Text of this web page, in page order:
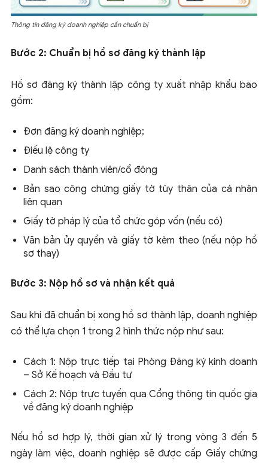
Thông tin đăng ký doanh nghiệp cần chuẩn bị
Bước 2: Chuẩn bị hồ sơ đăng ký thành lập
Hồ sơ đăng ký thành lập công ty xuất nhập khẩu bao
gồm:
Đơn đăng ký doanh nghiệp;
Điều lệ công ty
Danh sách thành viên/cổ đông
Bản sao công chứng giấy tờ tùy thân của cá nhân
liên quan
Giấy tờ pháp lý của tổ chức góp vốn (nếu có)
Văn bản ủy quyền và giấy tờ kèm theo (nếu nộp hồ
sơ thay)
Bước 3: Nộp hồ sơ và nhận kết quả
Sau khi đã chuẩn bị xong hồ sơ thành lập, doanh nghiệp
có thể lựa chọn 1 trong 2 hình thức nộp như sau:
Cách 1: Nộp trực tiếp tại Phòng Đăng ký kinh doanh
– Sở Kế hoạch và Đầu tư
Cách 2: Nộp trực tuyến qua Cổng thông tin quốc gia
về đăng ký doanh nghiệp
Nếu hồ sơ hợp lý, thời gian xử lý trong vòng 3 đến 5
ngày làm việc, doanh nghiệp sẽ được cấp Giấy chứng